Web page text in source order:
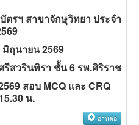
รฯ สาขาจักษุวิทยา ประจำ
ถุนายน 2569
สวรินทิรา ชั้น 6 รพ.ศิริราช
สอบ MCQ และ CRQ
น.
อ่านต่อ